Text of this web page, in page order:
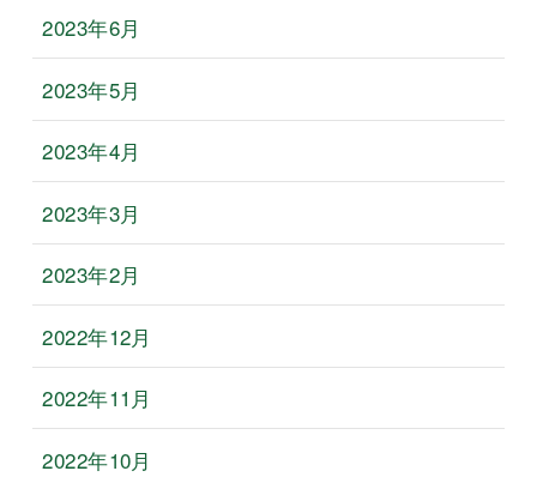
2023年6月
2023年5月
2023年4月
2023年3月
2023年2月
2022年12月
2022年11月
2022年10月